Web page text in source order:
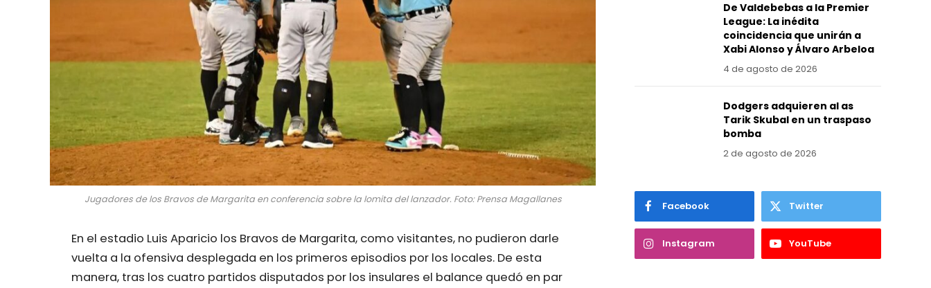
Jugadores de los Bravos de Margarita en conferencia sobre la lomita del lanzador. Foto: Prensa Magallanes
En el estadio Luis Aparicio los Bravos de Margarita, como visitantes, no pudieron darle
vuelta a la ofensiva desplegada en los primeros episodios por los locales. De esta
manera, tras los cuatro partidos disputados por los insulares el balance quedó en par
De Valdebebas a la Premier
League: La inédita
coincidencia que unirán a
Xabi Alonso y Álvaro Arbeloa
4 de agosto de 2026
Dodgers adquieren al as
Tarik Skubal en un traspaso
bomba
2 de agosto de 2026
Facebook Twitter
Instagram YouTube